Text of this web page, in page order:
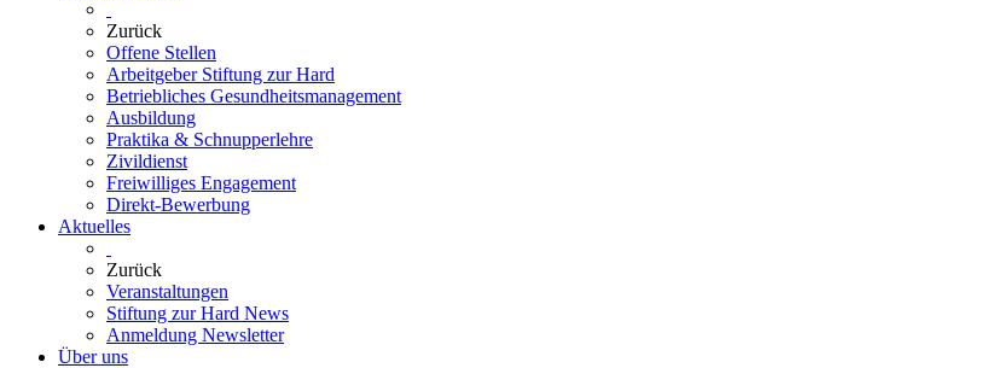
Zurück
Offene Stellen
Arbeitgeber Stiftung zur Hard
Betriebliches Gesundheitsmanagement
Ausbildung
Praktika & Schnupperlehre
Zivildienst
Freiwilliges Engagement
Direkt-Bewerbung
Aktuelles
Zurück
Veranstaltungen
Stiftung zur Hard News
Anmeldung Newsletter
Über uns